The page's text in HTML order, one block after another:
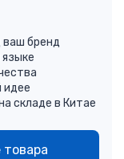
ваш бренд
идее
складе в Китае